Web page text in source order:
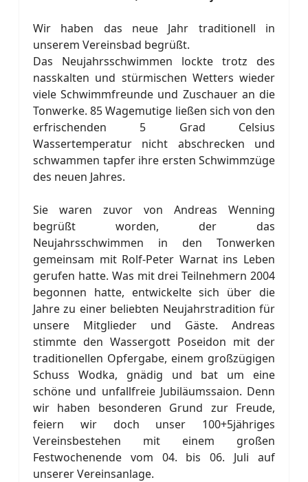
Wir haben das neue Jahr traditionell in
unserem Vereinsbad begrüßt.
Das Neujahrsschwimmen lockte trotz des
nasskalten und stürmischen Wetters wieder
viele Schwimmfreunde und Zuschauer an die
Tonwerke. 85 Wagemutige ließen sich von den
erfrischenden 5 Grad Celsius
Wassertemperatur nicht abschrecken und
schwammen tapfer ihre ersten Schwimmzüge
des neuen Jahres.
Sie waren zuvor von Andreas Wenning
begrüßt worden, der das
Neujahrsschwimmen in den Tonwerken
gemeinsam mit Rolf-Peter Warnat ins Leben
gerufen hatte. Was mit drei Teilnehmern 2004
begonnen hatte, entwickelte sich über die
Jahre zu einer beliebten Neujahrstradition für
unsere Mitglieder und Gäste. Andreas
stimmte den Wassergott Poseidon mit der
traditionellen Opfergabe, einem großzügigen
Schuss Wodka, gnädig und bat um eine
schöne und unfallfreie Jubiläumssaion. Denn
wir haben besonderen Grund zur Freude,
feiern wir doch unser 100+5jähriges
Vereinsbestehen mit einem großen
Festwochenende vom 04. bis 06. Juli auf
unserer Vereinsanlage.